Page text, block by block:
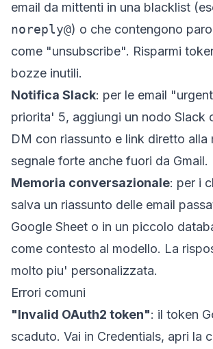
email da mittenti in una blacklist
noreply@) o che contengono
come "unsubscribe". Risparmi
bozze inutili.
Notifica Slack: per le email
priorita' 5, aggiungi un nodo Slack
DM con riassunto e link diretto alla
segnale forte anche fuori da Gmail.
Memoria conversazionale: per i
salva un riassunto delle email
Google Sheet o in un piccolo
come contesto al modello. La
molto piu' personalizzata.
Errori comuni
"Invalid OAuth2 token": il token
scaduto. Vai in Credentials, apri la